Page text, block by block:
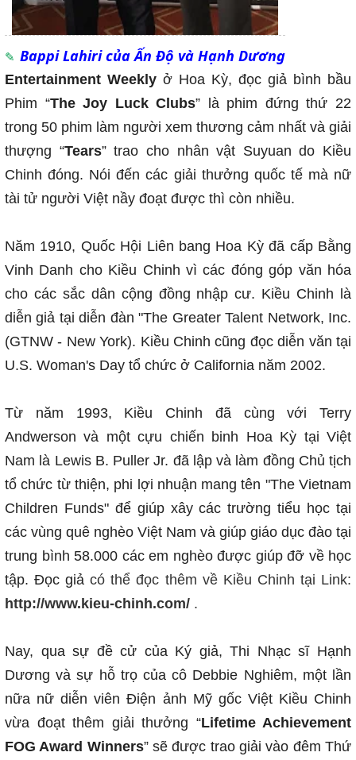
Bappi Lahiri của Ấn Độ và Hạnh Dương
Entertainment Weekly ở Hoa Kỳ, đọc giả bình bầu
Phim “The Joy Luck Clubs” là phim đứng thứ 22
trong 50 phim làm người xem thương cảm nhất và giải
thượng “Tears” trao cho nhân vật Suyuan do Kiều
Chinh đóng. Nói đến các giải thưởng quốc tế mà nữ
tài tử người Việt nầy đoạt được thì còn nhiều.
Năm 1910, Quốc Hội Liên bang Hoa Kỳ đã cấp Bằng
Vinh Danh cho Kiều Chinh vì các đóng góp văn hóa
cho các sắc dân cộng đồng nhập cư. Kiều Chinh là
diễn giả tại diễn đàn "The Greater Talent Network, Inc.
(GTNW - New York). Kiều Chinh cũng đọc diễn văn tại
U.S. Woman's Day tổ chức ở California năm 2002.
Từ năm 1993, Kiều Chinh đã cùng với Terry
Andwerson và một cựu chiến binh Hoa Kỳ tại Việt
Nam là Lewis B. Puller Jr. đã lập và làm đồng Chủ tịch
tổ chức từ thiện, phi lợi nhuận mang tên "The Vietnam
Children Funds" để giúp xây các trường tiểu học tại
các vùng quê nghèo Việt Nam và giúp giáo dục đào tại
trung bình 58.000 các em nghèo được giúp đỡ về học
tập. Đọc giảcó thể đọc thêm về Kiều Chinh tại Link:
http://www.kieu-chinh.com/ .
Nay, qua sự đề cử của Ký giả, Thi Nhạc sĩ Hạnh
Dương và sự hỗ trọ của cô Debbie Nghiêm, một lần
nữa nữ diễn viên Điện ảnh Mỹ gốc Việt Kiều Chinh
vừa đoạt thêm giải thưởng “Lifetime Achievement
FOG Award Winners” sẽ được trao giải vào đêm Thứ